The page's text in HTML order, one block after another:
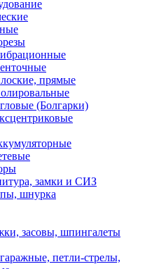
прямые
(Болгарки)
замки и СИЗ
шнурка
засовы, шпингалеты
петли-стрелы,